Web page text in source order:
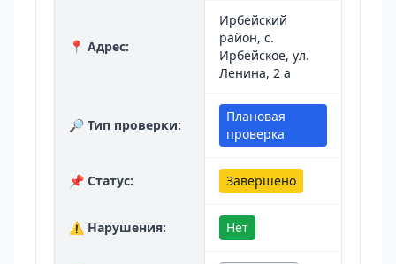
📍 Адрес:
Ирбейский
район, с.
Ирбейское, ул.
Ленина, 2 а
🔎 Тип проверки:
Плановая
проверка
📌 Статус: Завершено
⚠️ Нарушения: Нет